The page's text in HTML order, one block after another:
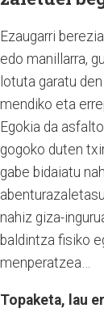
Ezaugarri
edo manillarra,
lotuta garatu
mendiko eta
Egokia da
gogoko duten
gabe bidaiatu
nahiz giza-
baldintza fisiko
menperatzea…
Topaketa, lau